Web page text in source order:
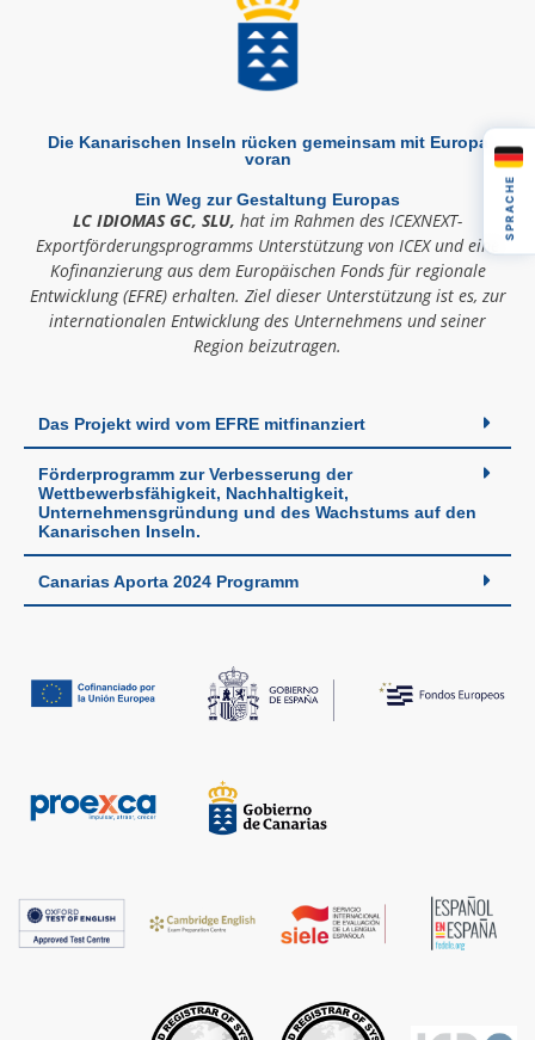
Die Kanarischen Inseln rücken gemeinsam mit Europa
voran
Ein Weg zur Gestaltung Europas
LC IDIOMAS GC, SLU, hat im Rahmen des ICEXNEXT-
Exportförderungsprogramms Unterstützung von ICEX und eine
Kofinanzierung aus dem Europäischen Fonds für regionale
Entwicklung (EFRE) erhalten. Ziel dieser Unterstützung ist es, zur
internationalen Entwicklung des Unternehmens und seiner
Region beizutragen.
Das Projekt wird vom EFRE mitfinanziert
Förderprogramm zur Verbesserung der
Wettbewerbsfähigkeit, Nachhaltigkeit,
Unternehmensgründung und des Wachstums auf den
Kanarischen Inseln.
Canarias Aporta 2024 Programm
SPRACHE